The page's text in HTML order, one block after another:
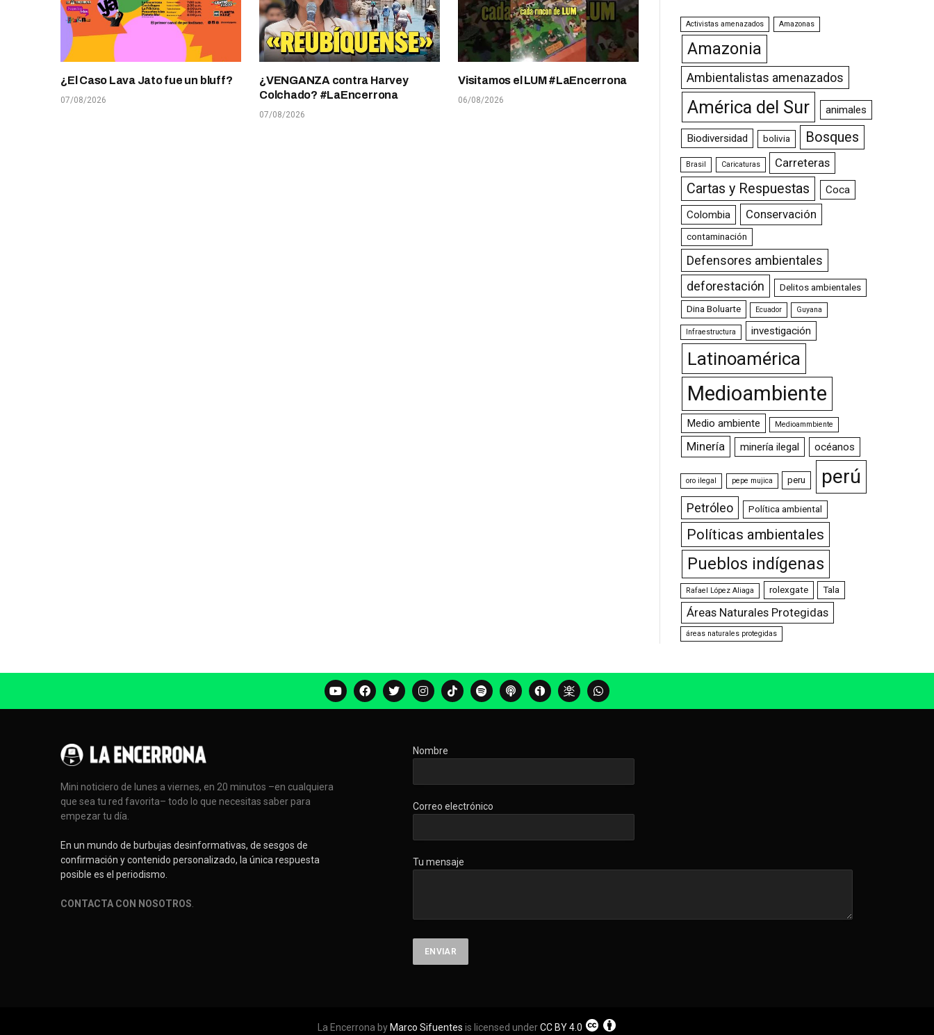
¿El Caso Lava Jato fue un bluff?
07/08/2026
¿VENGANZA contra Harvey
Colchado? #LaEncerrona
07/08/2026
Visitamos el LUM #LaEncerrona
06/08/2026
Activistas amenazados Amazonas
Amazonia
Ambientalistas amenazados
América del Sur animales
Biodiversidad bolivia Bosques
Brasil Caricaturas Carreteras
Cartas y Respuestas
Coca
Colombia
Conservación
contaminación
Defensores ambientales
deforestación
Delitos ambientales
Dina Boluarte Ecuador Guyana
Infraestructura investigación
Latinoamérica
Medioambiente
Medio ambiente Medioammbiente
Minería minería ilegal océanos
oro ilegal pepe mujica peru perú
Petróleo Política ambiental
Políticas ambientales
Pueblos indígenas
Rafael López Aliaga rolexgate Tala
Áreas Naturales Protegidas
áreas naturales protegidas
Mini noticiero de lunes a viernes, en 20 minutos –en cualquiera
que sea tu red favorita– todo lo que necesitas saber para
empezar tu día.
En un mundo de burbujas desinformativas, de sesgos de
confirmación y contenido personalizado, la única respuesta
posible es el periodismo.
CONTACTA CON NOSOTROS
Nombre
Correo electrónico
Tu mensaje
La Encerrona by Marco Sifuentes is licensed underCC BY 4.0